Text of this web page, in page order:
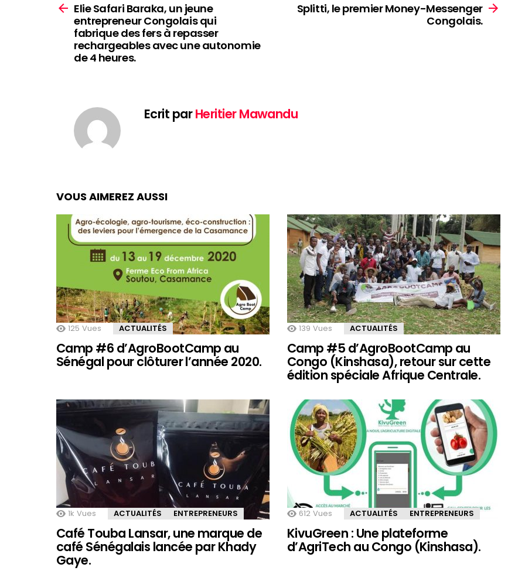
plus Elie Safari Baraka, un jeune
entrepreneur Congolais qui
fabrique des fers à repasser
rechargeables avec une autonomie
de 4 heures.
Splitti, le premier Money-Messenger
Congolais.
Ecrit parHeritier Mawandu
VOUS AIMEREZ AUSSI
125 Vues ACTUALITÉS
Camp #6 d’AgroBootCamp au
Sénégal pour clôturer l’année 2020.
139 Vues ACTUALITÉS
Camp #5 d’AgroBootCamp au
Congo (Kinshasa), retour sur cette
édition spéciale Afrique Centrale.
1k Vues ACTUALITÉS ENTREPRENEURS
Café Touba Lansar, une marque de
café Sénégalais lancée par Khady
Gaye.
612 Vues ACTUALITÉS ENTREPRENEURS
KivuGreen : Une plateforme
d’AgriTech au Congo (Kinshasa).